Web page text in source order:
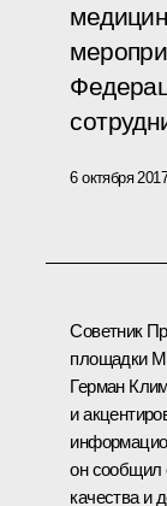
6 октября
Советник
площадки
Герман
и
он сообщил
качества и